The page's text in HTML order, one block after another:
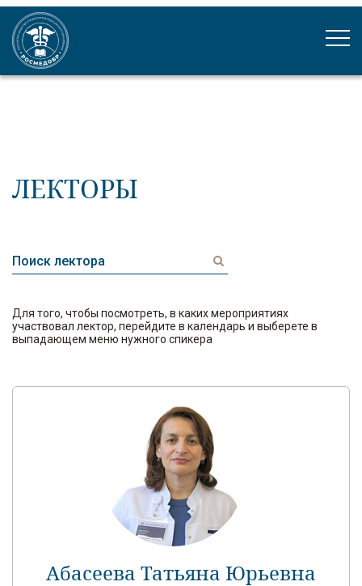
ЛЕКТОРЫ
Для того, чтобы посмотреть, в каких мероприятиях
участвовал лектор, перейдите в календарь и выберете в
выпадающем меню нужного спикера
Абасеева Татьяна Юрьевна